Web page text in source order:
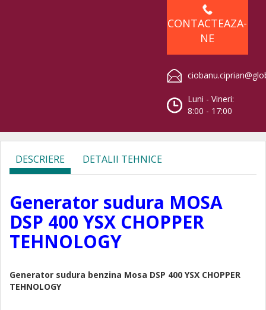
CONTACTEAZA-
NE
Luni - Vineri:
8:00 - 17:00
DESCRIERE DETALII TEHNICE
Generator sudura MOSA
DSP 400 YSX CHOPPER
TEHNOLOGY
Generator sudura benzina Mosa DSP 400 YSX CHOPPER
TEHNOLOGY